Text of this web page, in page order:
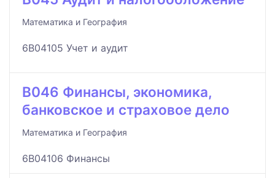
Математика и География
6B04105 Учет и аудит
B046 Финансы, экономика,
банковское и страховое дело
Математика и География
6B04106 Финансы